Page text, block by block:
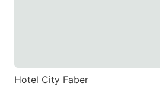
Hotel City Faber